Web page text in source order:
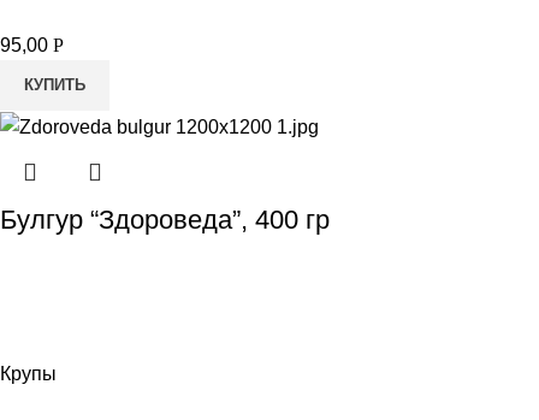
95,00 Р
КУПИТЬ
Булгур “Здороведа”, 400 гр
Крупы